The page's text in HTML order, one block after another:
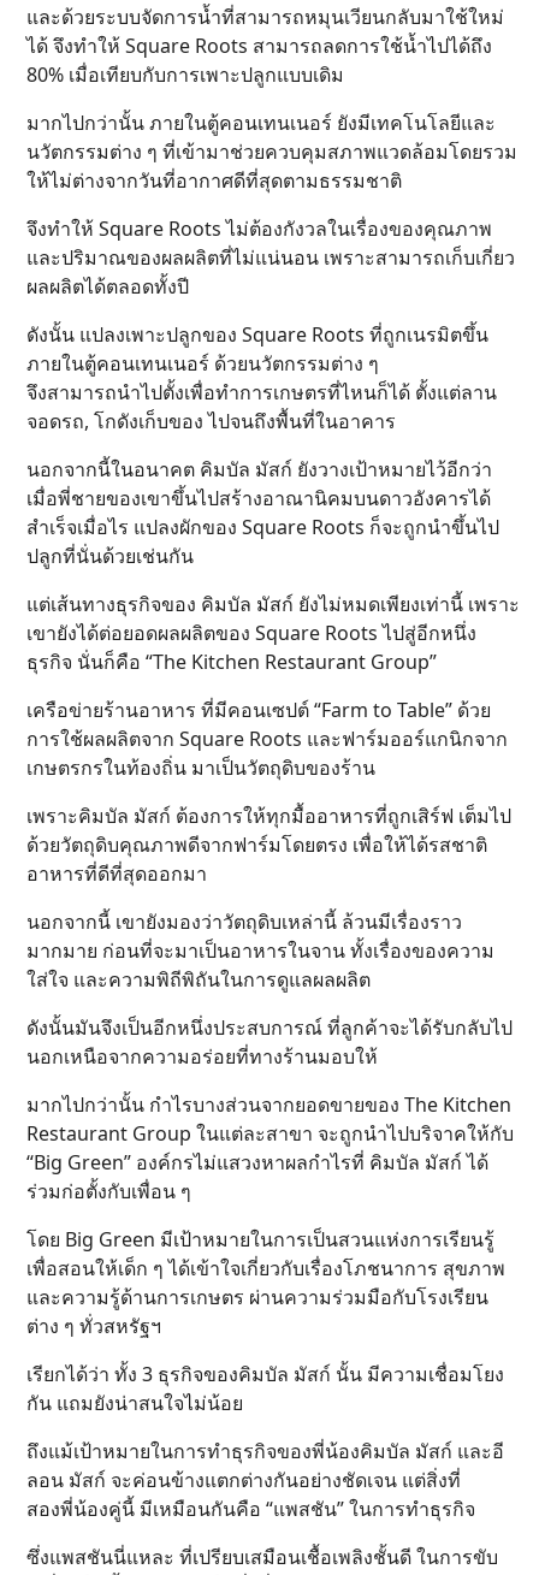
และด้วยระบบจัดการน้ำที่สามารถหมุนเวียนกลับมาใช้ใหม่
ได้ จึงทำให้ Square Roots สามารถลดการใช้น้ำไปได้ถึง
80% เมื่อเทียบกับการเพาะปลูกแบบเดิม
มากไปกว่านั้น ภายในตู้คอนเทนเนอร์ ยังมีเทคโนโลยีและ
นวัตกรรมต่าง ๆ ที่เข้ามาช่วยควบคุมสภาพแวดล้อมโดยรวม
ให้ไม่ต่างจากวันที่อากาศดีที่สุดตามธรรมชาติ
จึงทำให้ Square Roots ไม่ต้องกังวลในเรื่องของคุณภาพ
และปริมาณของผลผลิตที่ไม่แน่นอน เพราะสามารถเก็บเกี่ยว
ผลผลิตได้ตลอดทั้งปี
ดังนั้น แปลงเพาะปลูกของ Square Roots ที่ถูกเนรมิตขึ้น
ภายในตู้คอนเทนเนอร์ ด้วยนวัตกรรมต่าง ๆ
จึงสามารถนำไปตั้งเพื่อทำการเกษตรที่ไหนก็ได้ ตั้งแต่ลาน
จอดรถ, โกดังเก็บของ ไปจนถึงพื้นที่ในอาคาร
นอกจากนี้ในอนาคต คิมบัล มัสก์ ยังวางเป้าหมายไว้อีกว่า
เมื่อพี่ชายของเขาขึ้นไปสร้างอาณานิคมบนดาวอังคารได้
สำเร็จเมื่อไร แปลงผักของ Square Roots ก็จะถูกนำขึ้นไป
ปลูกที่นั่นด้วยเช่นกัน
แต่เส้นทางธุรกิจของ คิมบัล มัสก์ ยังไม่หมดเพียงเท่านี้ เพราะ
เขายังได้ต่อยอดผลผลิตของ Square Roots ไปสู่อีกหนึ่ง
ธุรกิจ นั่นก็คือ “The Kitchen Restaurant Group”
เครือข่ายร้านอาหาร ที่มีคอนเซปต์ “Farm to Table” ด้วย
การใช้ผลผลิตจาก Square Roots และฟาร์มออร์แกนิกจาก
เกษตรกรในท้องถิ่น มาเป็นวัตถุดิบของร้าน
เพราะคิมบัล มัสก์ ต้องการให้ทุกมื้ออาหารที่ถูกเสิร์ฟ เต็มไป
ด้วยวัตถุดิบคุณภาพดีจากฟาร์มโดยตรง เพื่อให้ได้รสชาติ
อาหารที่ดีที่สุดออกมา
นอกจากนี้ เขายังมองว่าวัตถุดิบเหล่านี้ ล้วนมีเรื่องราว
มากมาย ก่อนที่จะมาเป็นอาหารในจาน ทั้งเรื่องของความ
ใส่ใจ และความพิถีพิถันในการดูแลผลผลิต
ดังนั้นมันจึงเป็นอีกหนึ่งประสบการณ์ ที่ลูกค้าจะได้รับกลับไป
นอกเหนือจากความอร่อยที่ทางร้านมอบให้
มากไปกว่านั้น กำไรบางส่วนจากยอดขายของ The Kitchen
Restaurant Group ในแต่ละสาขา จะถูกนำไปบริจาคให้กับ
“Big Green” องค์กรไม่แสวงหาผลกำไรที่ คิมบัล มัสก์ ได้
ร่วมก่อตั้งกับเพื่อน ๆ
โดย Big Green มีเป้าหมายในการเป็นสวนแห่งการเรียนรู้
เพื่อสอนให้เด็ก ๆ ได้เข้าใจเกี่ยวกับเรื่องโภชนาการ สุขภาพ
และความรู้ด้านการเกษตร ผ่านความร่วมมือกับโรงเรียน
ต่าง ๆ ทั่วสหรัฐฯ
เรียกได้ว่า ทั้ง 3 ธุรกิจของคิมบัล มัสก์ นั้น มีความเชื่อมโยง
กัน แถมยังน่าสนใจไม่น้อย
ถึงแม้เป้าหมายในการทำธุรกิจของพี่น้องคิมบัล มัสก์ และอี
ลอน มัสก์ จะค่อนข้างแตกต่างกันอย่างชัดเจน แต่สิ่งที่
สองพี่น้องคู่นี้ มีเหมือนกันคือ “แพสชัน” ในการทำธุรกิจ
ซึ่งแพสชันนี่แหละ ที่เปรียบเสมือนเชื้อเพลิงชั้นดี ในการขับ